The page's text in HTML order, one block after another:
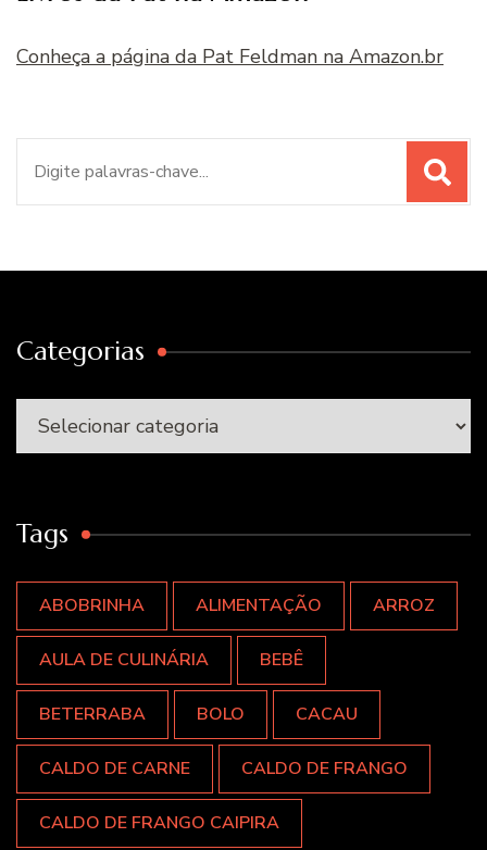
Conheça a página da Pat Feldman na Amazon.br
Categorias
Categorias
Tags
ABOBRINHA ALIMENTAÇÃO ARROZ
AULA DE CULINÁRIA BEBÊ
BETERRABA BOLO CACAU
CALDO DE CARNE CALDO DE FRANGO
CALDO DE FRANGO CAIPIRA